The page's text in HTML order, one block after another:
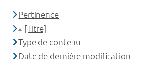
Pertinence
[Titre]
Type de contenu
Date de dernière modification